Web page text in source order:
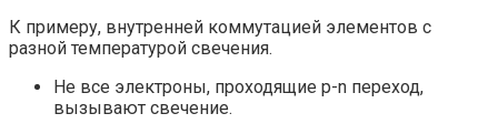
К примеру, внутренней коммутацией элементов с
разной температурой свечения.
Не все электроны, проходящие p-n переход,
вызывают свечение.